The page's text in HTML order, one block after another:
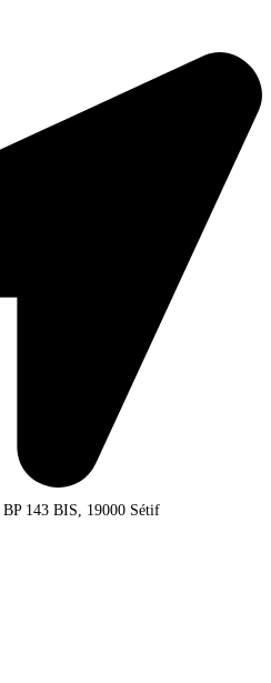
143 BIS, 19000 Sétif